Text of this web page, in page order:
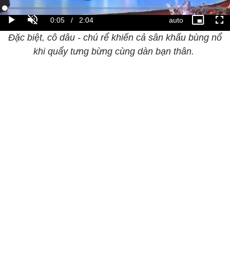
Đặc biệt, cô dâu - chú rể khiến cả sân khấu bùng nổ
khi quẩy tưng bừng cùng dàn bạn thân.